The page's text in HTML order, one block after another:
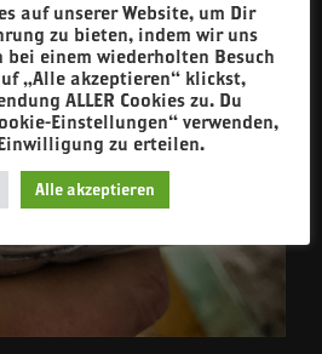
auf unserer Website, um Dir
zu bieten, indem wir uns
bei einem wiederholten Besuch
„Alle akzeptieren“ klickst,
ALLER Cookies zu. Du
Einstellungen“ verwenden,
zu erteilen.
Alle akzeptieren